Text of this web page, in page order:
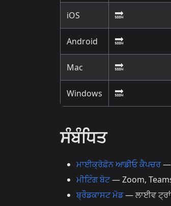
iOS 🔜
Android 🔜
Mac 🔜
Windows 🔜
ਸੰਬੰਧਿਤ
ਮਾਈਕ੍ਰੋਫ਼ੋਨ ਆਡੀਓ ਕੈਪਚਰ—
ਮੀਟਿੰਗ ਬੋਟ— Zoom,
ਬ੍ਰੌਡਕਾਸਟ ਮੋਡ— ਲਾਈਵ